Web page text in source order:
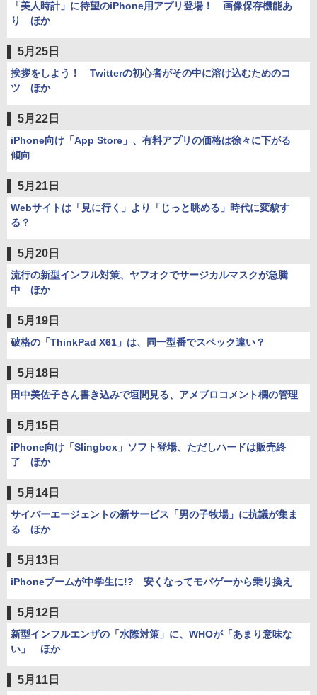
「美人時計」に待望のiPhone用アプリ登場！ 画像保存機能あ
り ほか
5月25日
挨拶をしよう！ Twitterの初心者がその中に溶け込むためのコ
ツ ほか
5月22日
iPhone向け「App Store」、有料アプリの価格は徐々に下がる
傾向
5月21日
Webサイトは「見に行く」より「じっと眺める」時代に変貌す
る？
5月20日
流行の新型インフル対策、ヤフオクでサージカルマスクが急騰
中 ほか
5月19日
破格の「ThinkPad X61」は、同一型番でスペック違い？
5月18日
田中美佐子さん書き込みで垣間見る、アメブロコメント欄の管理
5月15日
iPhone向け「Slingbox」ソフト登場、ただしハードは販売終
了 ほか
5月14日
サイバーエージェントの新サービス「男の子牧場」に抗議が集ま
る ほか
5月13日
iPhoneブームが中学生に!? 安くなってモバゲーから乗り換え
5月12日
新型インフルエンザの「水際対策」に、WHOが「あまり意味な
い」 ほか
5月11日